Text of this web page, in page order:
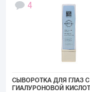
СЫВОРОТКА ДЛЯ ГЛАЗ С
ГИАЛУРОНОВОЙ
4